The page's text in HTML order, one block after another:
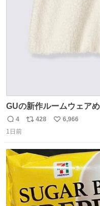
GUの新作ルームウェア
🪿🤍 9月下旬発売🪄
返
信
4
リ
ト
数
428
い
数
6,966
1日前